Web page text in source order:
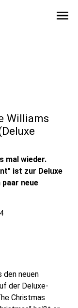
menu
Williams
mal wieder.
ist zur Deluxe
neue
den neuen
der Deluxe-
Christmas